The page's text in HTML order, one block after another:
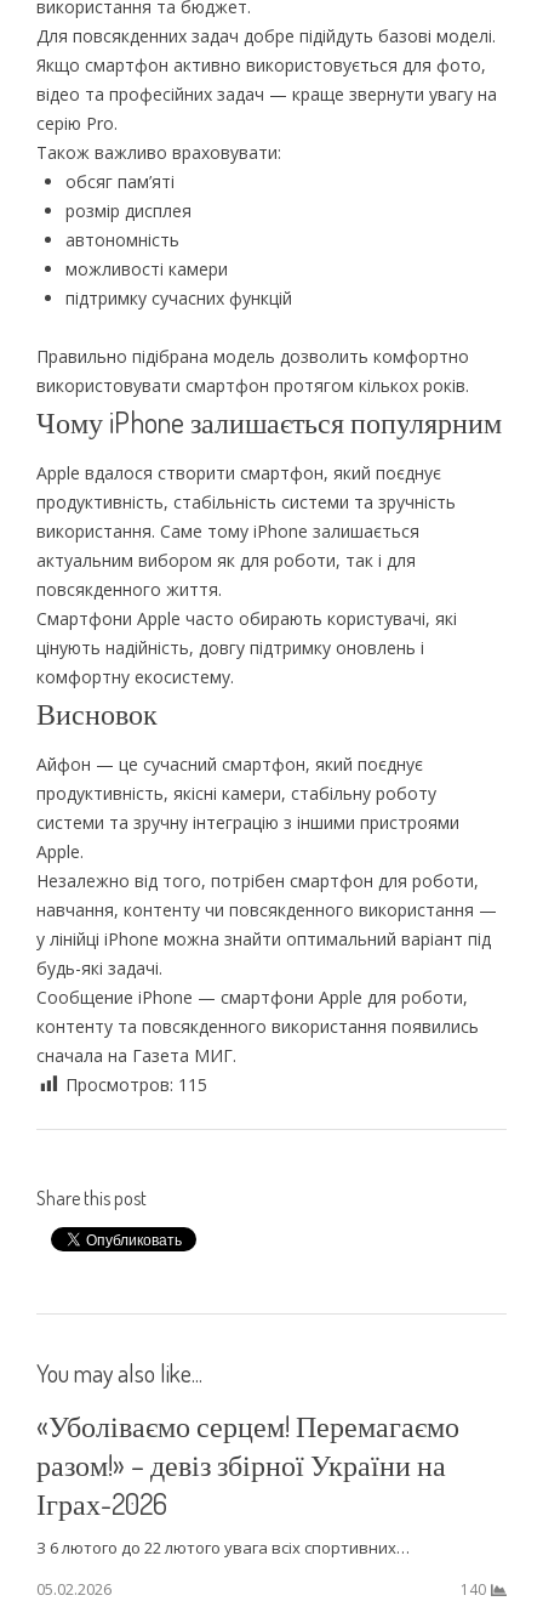
використання та бюджет.
Для повсякденних задач добре підійдуть базові моделі.
Якщо смартфон активно використовується для фото,
відео та професійних задач — краще звернути увагу на
серію Pro.
Також важливо враховувати:
обсяг пам’яті
розмір дисплея
автономність
можливості камери
підтримку сучасних функцій
Правильно підібрана модель дозволить комфортно
використовувати смартфон протягом кількох років.
Чому iPhone залишається популярним
Apple вдалося створити смартфон, який поєднує
продуктивність, стабільність системи та зручність
використання. Саме тому iPhone залишається
актуальним вибором як для роботи, так і для
повсякденного життя.
Смартфони Apple часто обирають користувачі, які
цінують надійність, довгу підтримку оновлень і
комфортну екосистему.
Висновок
Айфон — це сучасний смартфон, який поєднує
продуктивність, якісні камери, стабільну роботу
системи та зручну інтеграцію з іншими пристроями
Apple.
Незалежно від того, потрібен смартфон для роботи,
навчання, контенту чи повсякденного використання —
у лінійці iPhone можна знайти оптимальний варіант під
будь-які задачі.
Сообщение iPhone — смартфони Apple для роботи,
контенту та повсякденного використання появились
сначала на Газета МИГ.
Просмотров: 115
Share this post
You may also like...
«Уболіваємо серцем! Перемагаємо
разом!» – девіз збірної України на
Іграх-2026
З 6 лютого до 22 лютого увага всіх спортивних…
05.02.2026
140